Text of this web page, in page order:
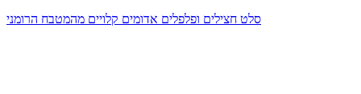
סלט חצילים ופלפלים אדומים קלויים מהמטבח הרומני